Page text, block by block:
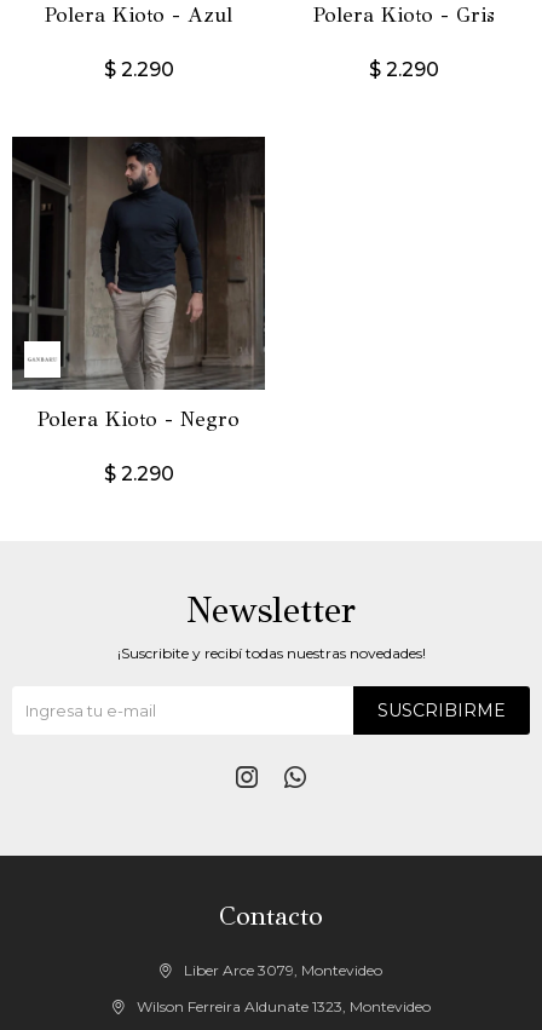
Polera Kioto - Azul
$ 2.290
Polera Kioto - Gris
$ 2.290
Polera Kioto - Negro
$ 2.290
Contacto
Liber Arce 3079, Montevideo
Wilson Ferreira Aldunate 1323, Montevideo
Newsletter
¡Suscribite y recibí todas nuestras novedades!
SUSCRIBIRME
 